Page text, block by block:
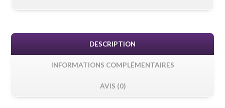
DESCRIPTION
INFORMATIONS COMPLÉMENTAIRES
AVIS (0)